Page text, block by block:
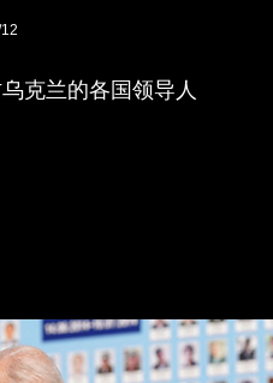
12
克兰的各国领导人